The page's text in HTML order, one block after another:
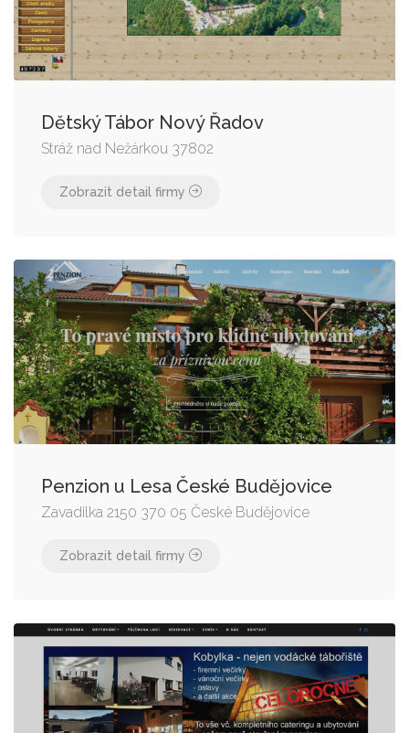
Dětský Tábor Nový Řadov
Stráž nad Nežárkou 37802
Zobrazit detail firmy
Penzion u Lesa České Budějovice
Zavadilka 2150 370 05 České Budějovice
Zobrazit detail firmy